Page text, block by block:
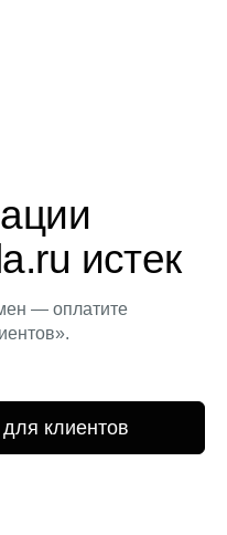
истек
— оплатите
клиентов